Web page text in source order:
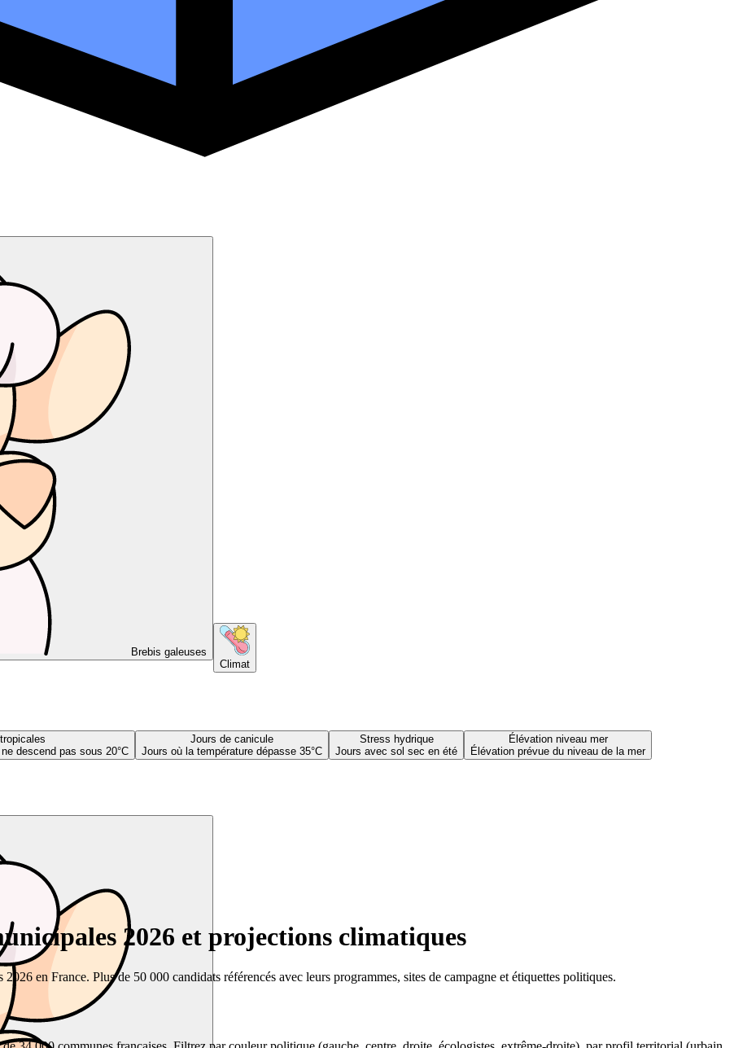
Brebis galeuses
Climat
descend pas sous 20°C
Jours de canicule
Jours où la température dépasse 35°C
Stress hydrique
Jours avec sol sec en été
Élévation niveau mer
Élévation prévue du niveau de la mer
2026 et projections climatiques
en France. Plus de 50 000 candidats référencés avec leurs programmes, sites de campagne et étiquettes politiques.